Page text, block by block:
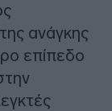
ανάγκης
επίπεδο